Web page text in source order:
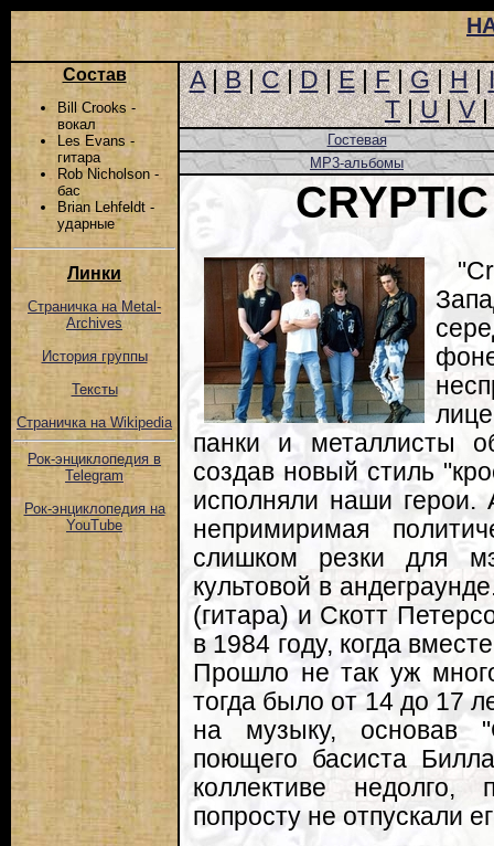
Состав
Bill Crooks -
вокал
Les Evans -
гитара
Rob Nicholson -
бас
Brian Lehfeldt -
ударные
Линки
Страничка на Metal-
Archives
История группы
Тексты
Страничка на Wikipedia
Рок-энциклопедия в
Telegram
Рок-энциклопедия на
YouTube
A|B|C|D|E|F|G|H|I
T|U|V|
Гостевая
MP3-альбомы
панки и металлисты
создав новый стиль
исполняли наши герои.
непримиримая
слишком резки для
культовой в
(гитара) и Скотт
в 1984 году, когда
Прошло не так уж
тогда было от 14 до 17
на музыку, основав
поющего басиста
коллективе недолго,
попросту не отпускали